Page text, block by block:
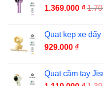
1.369.000 ₫
Quạt kẹp xe
929.000 ₫
Quạt cầm tay